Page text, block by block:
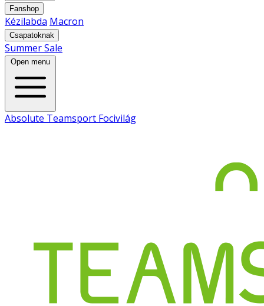
Fanshop
Kézilabda Macron
Csapatoknak
Summer Sale
Open menu
Absolute Teamsport Focivilág